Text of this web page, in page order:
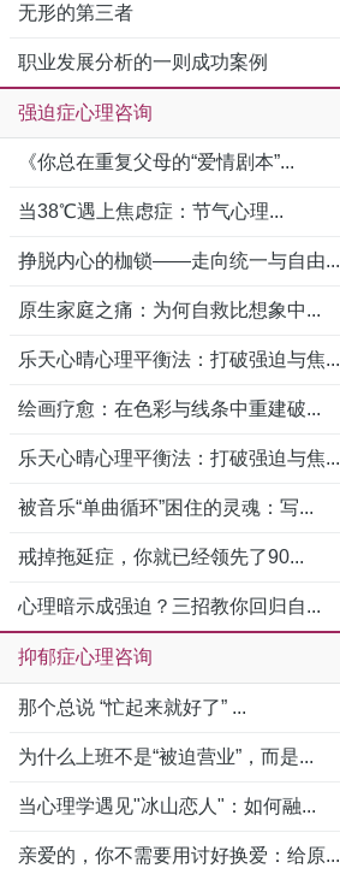
无形的第三者
职业发展分析的一则成功案例
强迫症心理咨询
《你总在重复父母的“爱情剧本”...
当38℃遇上焦虑症：节气心理...
挣脱内心的枷锁——走向统一与自由...
原生家庭之痛：为何自救比想象中...
乐天心晴心理平衡法：打破强迫与焦...
绘画疗愈：在色彩与线条中重建破...
乐天心晴心理平衡法：打破强迫与焦...
被音乐“单曲循环”困住的灵魂：写...
戒掉拖延症，你就已经领先了90...
心理暗示成强迫？三招教你回归自...
抑郁症心理咨询
那个总说 “忙起来就好了” ...
为什么上班不是“被迫营业”，而是...
当心理学遇见"冰山恋人"：如何融...
亲爱的，你不需要用讨好换爱：给原...